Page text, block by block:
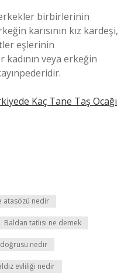
birbirlerinin
karısının kız kardeşi,
eşlerinin
kadının veya erkeğin
Kaç Tane Taş Ocağı
atasözü nedir
Baldan tatlısı ne demek
doğrusu nedir
evliliği nedir